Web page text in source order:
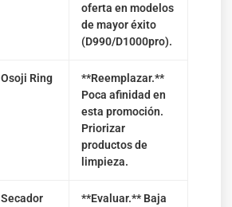
oferta en modelos
de mayor éxito
(D990/D1000pro).
Osoji Ring
**Reemplazar.**
Poca afinidad en
esta promoción.
Priorizar
productos de
limpieza.
Secador
**Evaluar.** Baja